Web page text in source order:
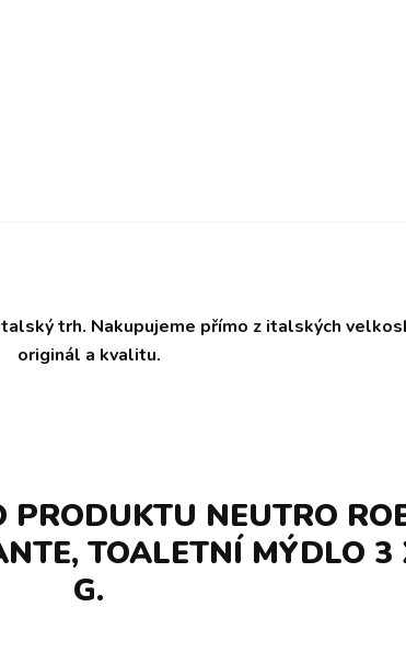
trh. Nakupujeme přímo z italských
originál a kvalitu.
PRODUKTU NEUTRO
TOALETNÍ MÝDLO 3
G.